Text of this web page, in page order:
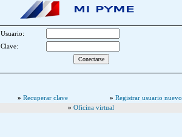
Usuario:
Clave:
» Recuperar clave » Registrar usuario nuevo
» Oficina virtual